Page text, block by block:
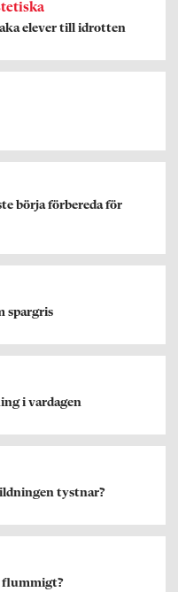
elever till idrotten
börja förbereda för
spargris
i vardagen
tystnar?
flummigt?